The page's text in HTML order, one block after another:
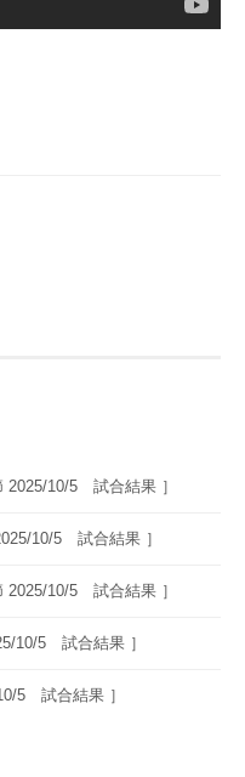
2025/10/5 試合結果 ］
10/5 試合結果 ］
2025/10/5 試合結果 ］
10/5 試合結果 ］
5 試合結果 ］